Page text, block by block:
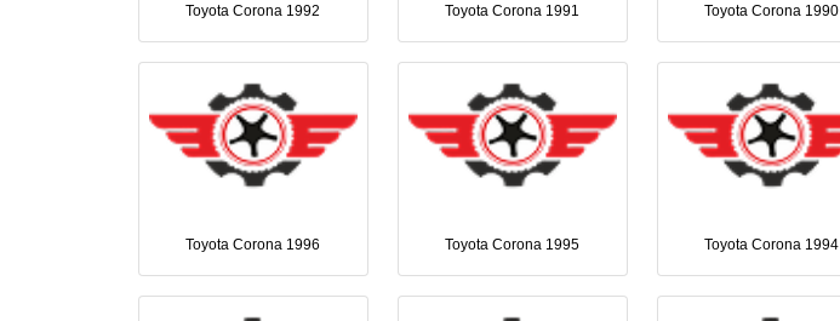
Toyota Corona 1990
Toyota Corona 1991
Toyota Corona 1992
Toyota Corona 1994
Toyota Corona 1995
Toyota Corona 1996